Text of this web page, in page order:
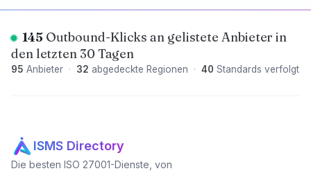
145 Outbound-Klicks an gelistete Anbieter in
den letzten 30 Tagen
95 Anbieter · 32 abgedeckte Regionen · 40 Standards verfolgt
ISMS Directory
Die besten ISO 27001-Dienste, von